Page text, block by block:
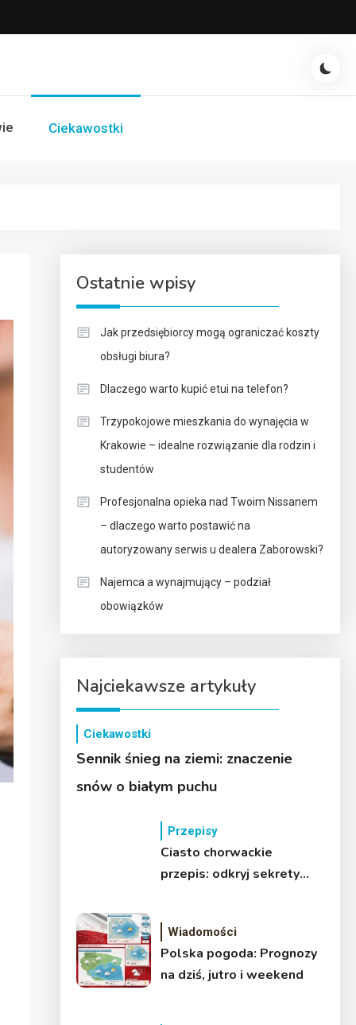
Ciekawostki
Ostatnie wpisy
Jak przedsiębiorcy mogą ograniczać koszty
obsługi biura?
Dlaczego warto kupić etui na telefon?
Trzypokojowe mieszkania do wynajęcia w
Krakowie – idealne rozwiązanie dla rodzin i
studentów
Profesjonalna opieka nad Twoim Nissanem
– dlaczego warto postawić na
autoryzowany serwis u dealera Zaborowski?
Najemca a wynajmujący – podział
obowiązków
Najciekawsze artykuły
Ciekawostki
Sennik śnieg na ziemi: znaczenie
snów o białym puchu
Przepisy
Ciasto chorwackie
przepis: odkryj sekrety
Wiadomości
Polska pogoda: Prognozy
na dziś, jutro i weekend